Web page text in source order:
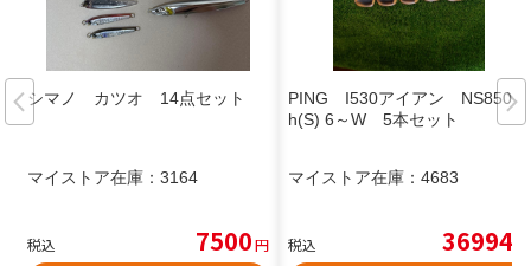
シマノ カツオ 14点セット
マイストア在庫： 3164
税込 7500円
PING I530アイアン NS850G
h(S) 6～W 5本セット
マイストア在庫： 4683
税込 36994